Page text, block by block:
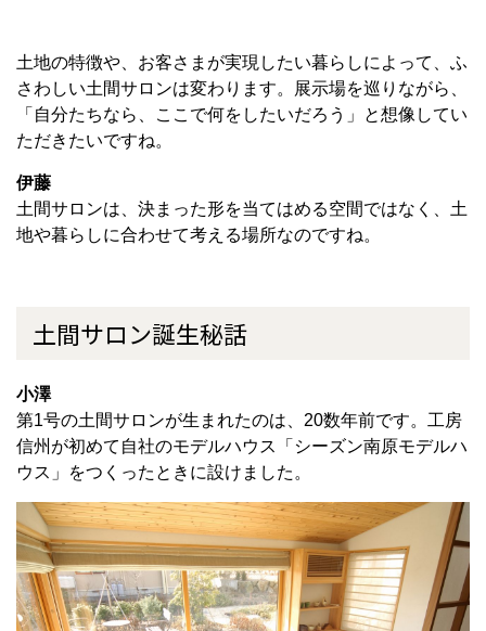
土地の特徴や、お客さまが実現したい暮らしによって、ふ
さわしい土間サロンは変わります。展示場を巡りながら、
「自分たちなら、ここで何をしたいだろう」と想像してい
ただきたいですね。
伊藤
土間サロンは、決まった形を当てはめる空間ではなく、土
地や暮らしに合わせて考える場所なのですね。
土間サロン誕生秘話
小澤
第1号の土間サロンが生まれたのは、20数年前です。工房
信州が初めて自社のモデルハウス「シーズン南原モデルハ
ウス」をつくったときに設けました。